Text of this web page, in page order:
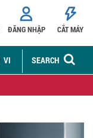
ĐĂNG NHẬP CẮT MÁY
SEARCH
VI